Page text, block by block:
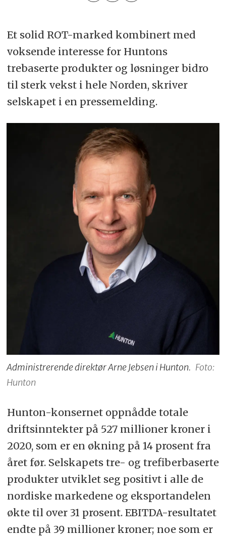
Et solid ROT-marked kombinert med
voksende interesse for Huntons
trebaserte produkter og løsninger bidro
til sterk vekst i hele Norden, skriver
selskapet i en pressemelding.
Administrerende direktør Arne Jebsen i Hunton. Foto:
Hunton
Hunton-konsernet oppnådde totale
driftsinntekter på 527 millioner kroner i
2020, som er en økning på 14 prosent fra
året før. Selskapets tre- og trefiberbaserte
produkter utviklet seg positivt i alle de
nordiske markedene og eksportandelen
økte til over 31 prosent. EBITDA-resultatet
endte på 39 millioner kroner; noe som er